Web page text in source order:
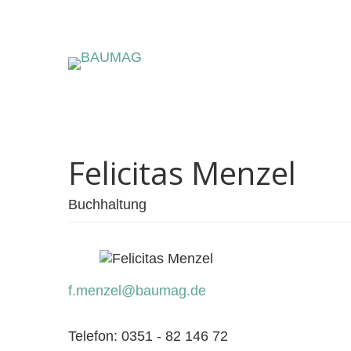
Felicitas Menzel
Buchhaltung
f.menzel@baumag.de
Telefon: 0351 - 82 146 72